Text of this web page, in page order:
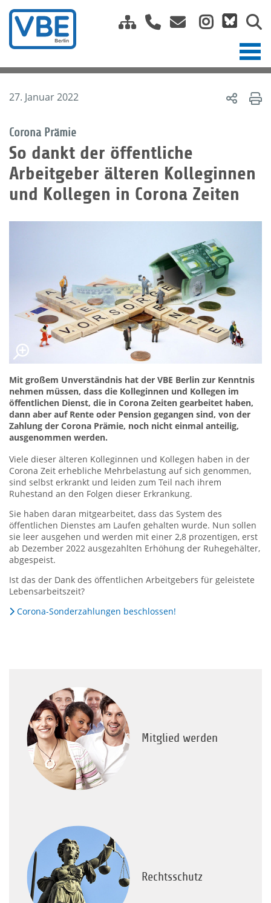
27. Januar 2022
Corona Prämie
So dankt der öffentliche
Arbeitgeber älteren Kolleginnen
und Kollegen in Corona Zeiten
Mit großem Unverständnis hat der VBE Berlin zur Kenntnis
nehmen müssen, dass die Kolleginnen und Kollegen im
öffentlichen Dienst, die in Corona Zeiten gearbeitet haben,
dann aber auf Rente oder Pension gegangen sind, von der
Zahlung der Corona Prämie, noch nicht einmal anteilig,
ausgenommen werden.
Viele dieser älteren Kolleginnen und Kollegen haben in der
Corona Zeit erhebliche Mehrbelastung auf sich genommen,
sind selbst erkrankt und leiden zum Teil nach ihrem
Ruhestand an den Folgen dieser Erkrankung.
Sie haben daran mitgearbeitet, dass das System des
öffentlichen Dienstes am Laufen gehalten wurde. Nun sollen
sie leer ausgehen und werden mit einer 2,8 prozentigen, erst
ab Dezember 2022 ausgezahlten Erhöhung der Ruhegehälter,
abgespeist.
Ist das der Dank des öffentlichen Arbeitgebers für geleistete
Lebensarbeitszeit?
Corona-Sonderzahlungen beschlossen!
Mitglied werden
Rechtsschutz